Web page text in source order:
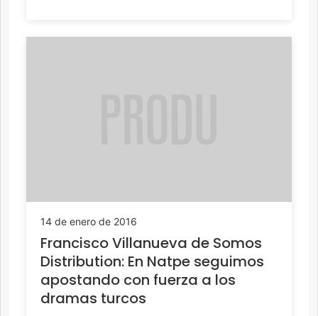
14 de enero de 2016
Francisco Villanueva de Somos
Distribution: En Natpe seguimos
apostando con fuerza a los
dramas turcos